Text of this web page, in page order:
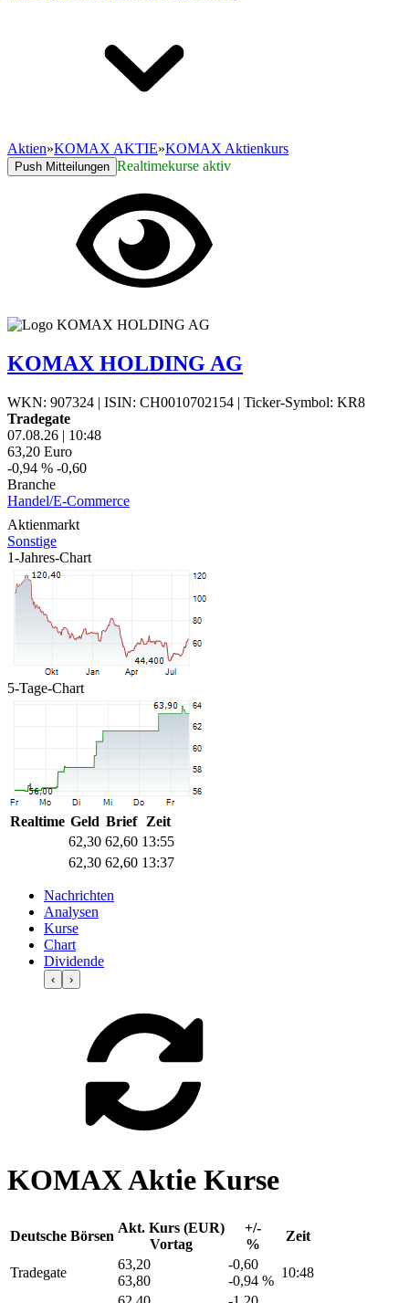
Aktien»KOMAX AKTIE»KOMAX Aktienkurs
Push Mitteilungen Realtimekurse aktiv
KOMAX HOLDING AG
WKN: 907324 | ISIN: CH0010702154 | Ticker-Symbol: KR8
Tradegate
07.08.26 | 10:48
63,20 Euro
-0,94 % -0,60
Branche
Handel/E-Commerce
Aktienmarkt
Sonstige
1-Jahres-Chart
5-Tage-Chart
Realtime Geld Brief
Zeit
62,30 62,60 13:55
62,30 62,60 13:37
Nachrichten
Analysen
Kurse
Chart
Dividende
‹ ›
KOMAX Aktie Kurse
Deutsche Börsen
Akt. Kurs (EUR)
Vortag
+/-
%
Zeit
Tradegate
63,20
63,80
-0,60
-0,94 %
10:48